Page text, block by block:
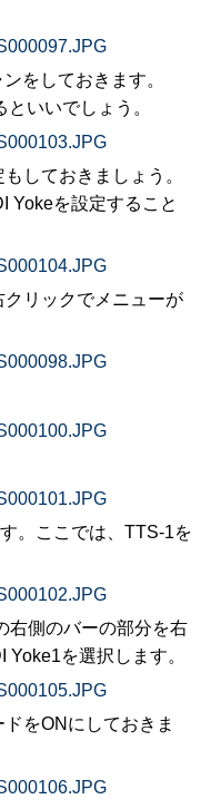
をしておきます。
いいでしょう。
しておきましょう。
Yokeを設定すること
リックでメニューが
。ここでは、TTS-1を
右側のバーの部分を右
Yoke1を選択します。
をONにしておきま